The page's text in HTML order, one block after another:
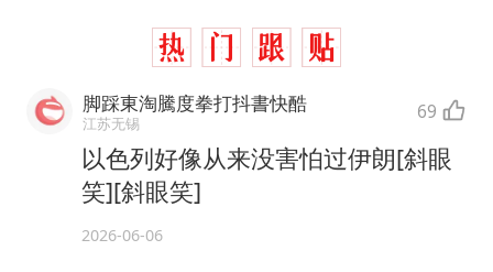
脚踩東淘騰度拳打抖書快酷
江苏无锡 69
以色列好像从来没害怕过伊朗[斜眼
笑][斜眼笑]
2026-06-06